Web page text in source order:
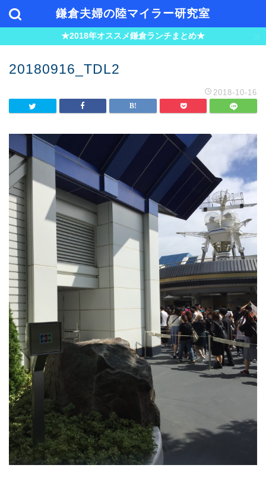
鎌倉夫婦の陸マイラー研究室
★2018年オススメ鎌倉ランチまとめ★
20180916_TDL2
2018-10-16